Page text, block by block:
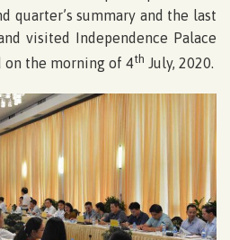
quarter’s summary and the last
visited Independence Palace
the morning of 4th July, 2020.